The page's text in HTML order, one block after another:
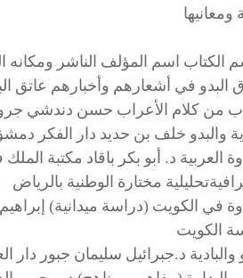
ومعانيها
اسم المؤلف الناشر ومكانه
مختارة الوطنية بالرياض
الكويت